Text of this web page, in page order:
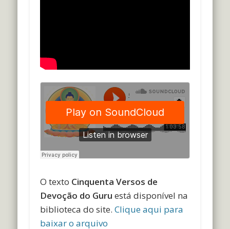
O texto Cinquenta Versos de
Devoção do Guru está disponível na
biblioteca do site.Clique aqui para
baixar o arquivo